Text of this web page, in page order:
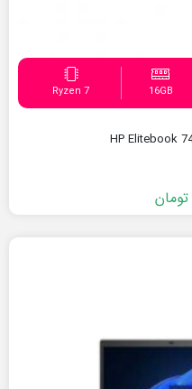
16GB
Ryzen 7
تومان